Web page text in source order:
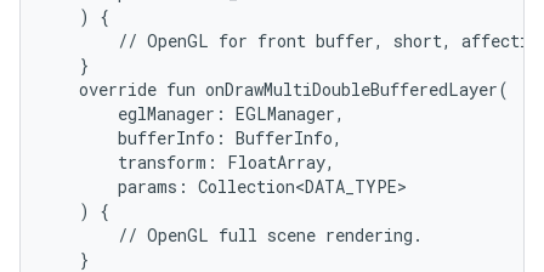
   ) {
// OpenGL for front buffer, short,
   }
   override fun onDrawMultiDoubleBufferedLayer(
       eglManager: EGLManager,
       bufferInfo: BufferInfo,
       transform: FloatArray,
       params: Collection<DATA_TYPE>
   ) {
       // OpenGL full scene rendering.
   }